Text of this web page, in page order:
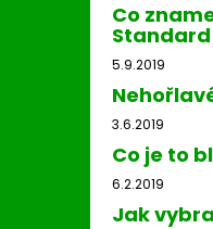
Co
Standard
5.9.2019
3.6.2019
Co je to
6.2.2019
Jak